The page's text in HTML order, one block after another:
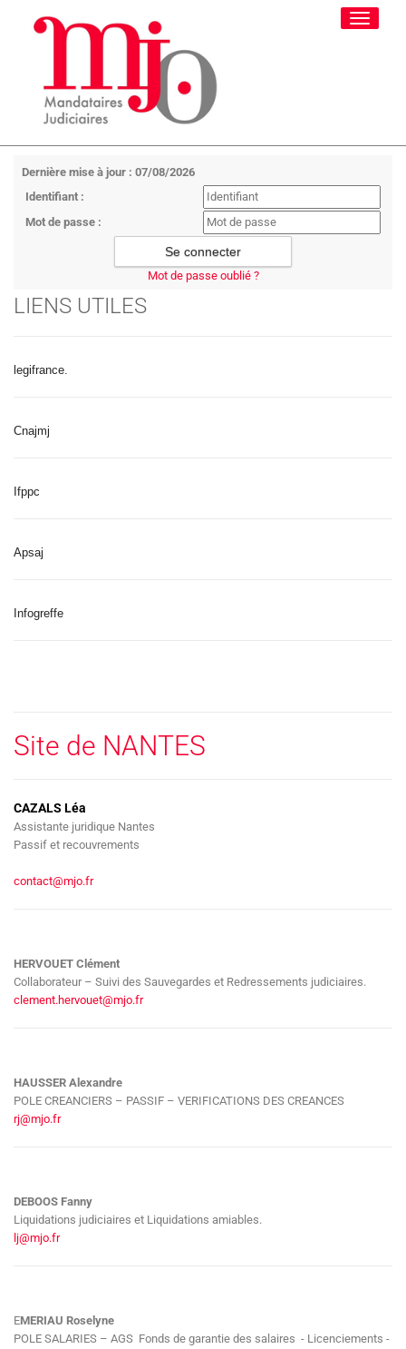
Toggle
Dernière mise à jour : 07/08/2026
Identifiant :
Mot de passe :
Mot de passe oublié ?
LIENS UTILES
legifrance.
Cnajmj
Ifppc
Apsaj
Infogreffe
Site de NANTES
CAZALS Léa
Assistante juridique Nantes
Passif et recouvrements
contact@mjo.fr
HERVOUET Clément
Collaborateur – Suivi des Sauvegardes et Redressements judiciaires.
clement.hervouet@mjo.fr
HAUSSER Alexandre
POLE CREANCIERS – PASSIF – VERIFICATIONS DES CREANCES
rj@mjo.fr
DEBOOS Fanny
Liquidations judiciaires et Liquidations amiables.
lj@mjo.fr
EMERIAU Roselyne
POLE SALARIES – AGS Fonds de garantie des salaires - Licenciements -